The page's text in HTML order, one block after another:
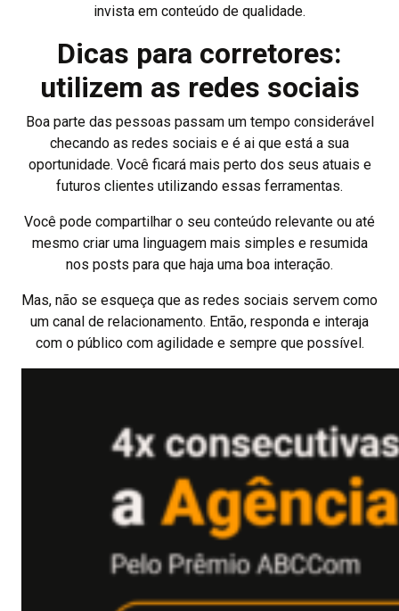
invista em conteúdo de qualidade.
Dicas para corretores:
utilizem as redes sociais
Boa parte das pessoas passam um tempo considerável
checando as redes sociais e é ai que está a sua
oportunidade. Você ficará mais perto dos seus atuais e
futuros clientes utilizando essas ferramentas.
Você pode compartilhar o seu conteúdo relevante ou até
mesmo criar uma linguagem mais simples e resumida
nos posts para que haja uma boa interação.
Mas, não se esqueça que as redes sociais servem como
um canal de relacionamento. Então, responda e interaja
com o público com agilidade e sempre que possível.